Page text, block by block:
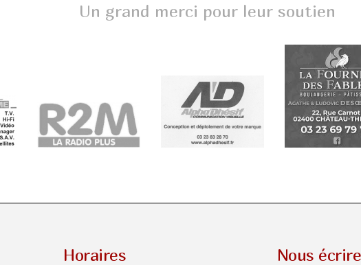
Un grand merci pour leur soutien
Horaires Nous écrire